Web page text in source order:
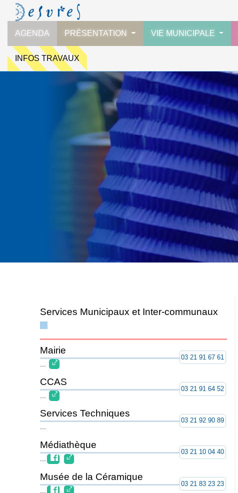
AGENDA PRÉSENTATION VIE MUNICIPALE
INFOS TRAVAUX
Services Municipaux et Inter-communaux
Mairie
03 21 91 67 61
CCAS
03 21 91 64 52
Services Techniques
...
03 21 92 90 89
Médiathèque
...
03 21 10 04 40
Musée de la Céramique
03 21 83 23 23